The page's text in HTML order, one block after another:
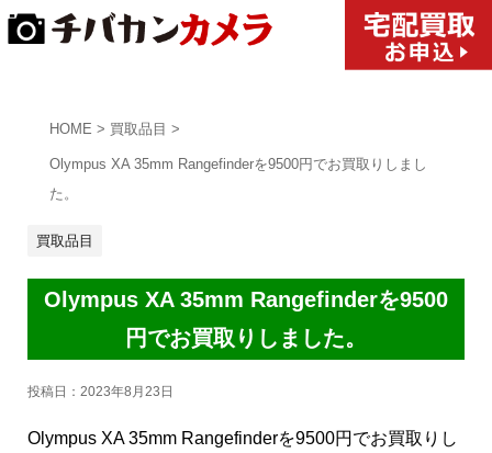
HOME > 買取品目 >
Olympus XA 35mm Rangefinderを9500円でお買取りしまし
た。
買取品目
Olympus XA 35mm Rangefinderを9500
円でお買取りしました。
投稿日： 2023年8月23日
Olympus XA 35mm Rangefinderを9500円でお買取りし